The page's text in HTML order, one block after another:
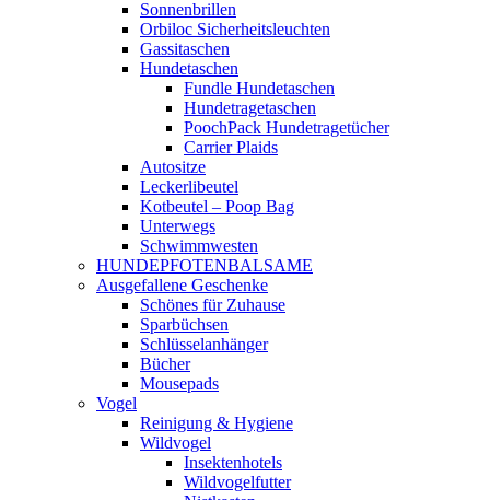
Sonnenbrillen
Orbiloc Sicherheitsleuchten
Gassitaschen
Hundetaschen
Fundle Hundetaschen
Hundetragetaschen
PoochPack Hundetragetücher
Carrier Plaids
Autositze
Leckerlibeutel
Kotbeutel – Poop Bag
Unterwegs
Schwimmwesten
HUNDEPFOTENBALSAME
Ausgefallene Geschenke
Schönes für Zuhause
Sparbüchsen
Schlüsselanhänger
Bücher
Mousepads
Vogel
Reinigung & Hygiene
Wildvogel
Insektenhotels
Wildvogelfutter